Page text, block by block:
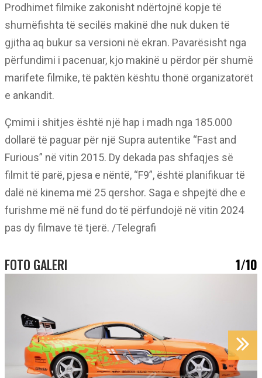
Prodhimet filmike zakonisht ndërtojnë kopje të
shumëfishta të secilës makinë dhe nuk duken të
gjitha aq bukur sa versioni në ekran. Pavarësisht nga
përfundimi i pacenuar, kjo makinë u përdor për shumë
marifete filmike, të paktën kështu thonë organizatorët
e ankandit.
Çmimi i shitjes është një hap i madh nga 185.000
dollarë të paguar për një Supra autentike “Fast and
Furious” në vitin 2015. Dy dekada pas shfaqjes së
filmit të parë, pjesa e nëntë, “F9”, është planifikuar të
dalë në kinema më 25 qershor. Saga e shpejtë dhe e
furishme më në fund do të përfundojë në vitin 2024
pas dy filmave të tjerë. /Telegrafi
FOTO GALERI 1/10